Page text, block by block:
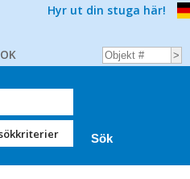
Hyr ut din stuga här!